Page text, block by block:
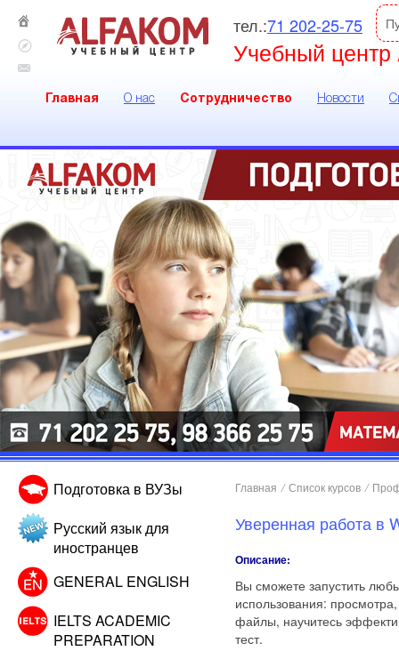
тел.:71 202-25-75
Учебный центр
Главная О нас Сотрудничество Новости
Подготовка в ВУЗы
Русский язык для
иностранцев
GENERAL ENGLISH
IELTS ACADEMIC
PREPARATION
Главная / Список курсов /
Уверенная работа в
Описание:
Вы сможете запустить
использования:
файлы, научитесь
тест.